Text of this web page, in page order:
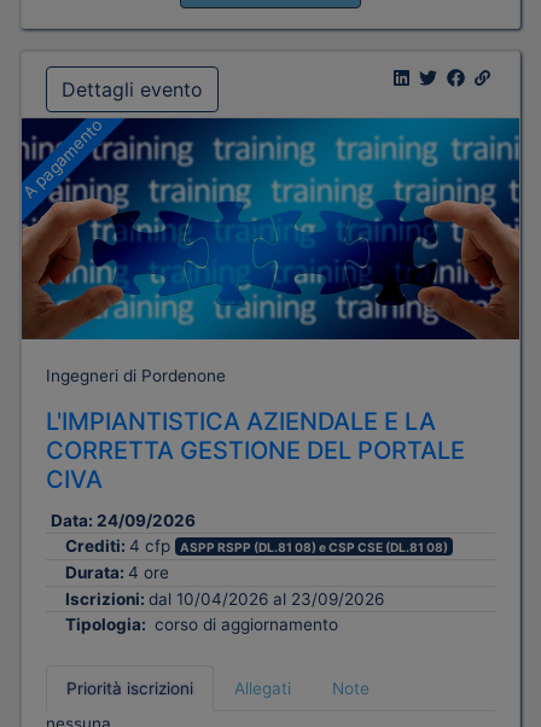
Dettagli evento
A pagamento
Ingegneri di Pordenone
L'IMPIANTISTICA AZIENDALE E LA
CORRETTA GESTIONE DEL PORTALE
CIVA
Data: 24/09/2026
Crediti: 4 cfp ASPP RSPP (DL.81 08) e CSP CSE (DL.81 08)
Durata: 4 ore
Iscrizioni: dal 10/04/2026 al 23/09/2026
Tipologia: corso di aggiornamento
Priorità iscrizioni Allegati
Note